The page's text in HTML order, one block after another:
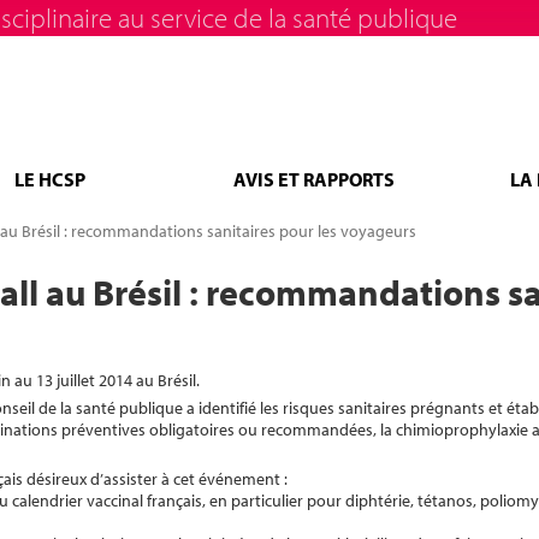
au service de la santé publique
LE HCSP AVIS ET RAPPORTS LA
Brésil : recommandations sanitaires pour les voyageurs
au Brésil : recommandations
au 13 juillet 2014 au Brésil.
de la santé publique a identifié les risques sanitaires prégnants et
préventives obligatoires ou recommandées, la chimioprophylaxie
désireux d’assister à cet événement :
calendrier vaccinal français, en particulier pour diphtérie, tétanos,